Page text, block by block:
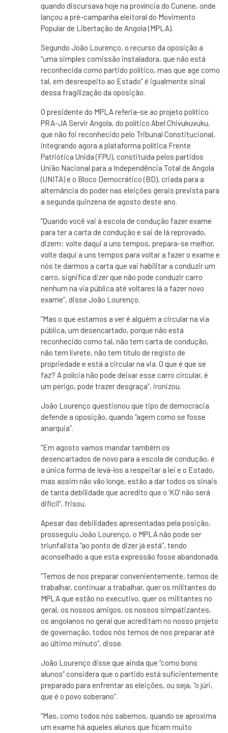
quando discursava hoje na província do Cunene, onde
lançou a pré-campanha eleitoral do Movimento
Popular de Libertação de Angola (MPLA).
Segundo João Lourenço, o recurso da oposição a
“uma simples comissão instaladora, que não está
reconhecida como partido político, mas que age como
tal, em desrespeito ao Estado” é igualmente sinal
dessa fragilização da oposição.
O presidente do MPLA referia-se ao projeto político
PRA-JA Servir Angola, do político Abel Chivukuvuku,
que não foi reconhecido pelo Tribunal Constitucional,
integrando agora a plataforma política Frente
Patriótica Unida (FPU), constituída pelos partidos
União Nacional para a Independência Total de Angola
(UNITA) e o Bloco Democrático (BD), criada para a
alternância do poder nas eleições gerais prevista para
a segunda quinzena de agosto deste ano.
“Quando você vai à escola de condução fazer exame
para ter a carta de condução e sai de lá reprovado,
dizem: volte daqui a uns tempos, prepara-se melhor,
volte daqui a uns tempos para voltar a fazer o exame e
nós te darmos a carta que vai habilitar a conduzir um
carro, significa dizer que não pode conduzir carro
nenhum na via pública até voltares lá a fazer novo
exame”, disse João Lourenço.
“Mas o que estamos a ver é alguém a circular na via
pública, um desencartado, porque não está
reconhecido como tal, não tem carta de condução,
não tem livrete, não tem título de registo de
propriedade e está a circular na via. O que é que se
faz? A polícia não pode deixar esse carro circular, é
um perigo, pode trazer desgraça”, ironizou.
João Lourenço questionou que tipo de democracia
defende a oposição, quando “agem como se fosse
anarquia”.
“Em agosto vamos mandar também os
desencartados de novo para a escola de condução, é
a única forma de levá-los a respeitar a lei e o Estado,
mas assim não vão longe, estão a dar todos os sinais
de tanta debilidade que acredito que o ‘KO’ não será
difícil”, frisou.
Apesar das debilidades apresentadas pela posição,
prosseguiu João Lourenço, o MPLA não pode ser
triunfalista “ao ponto de dizer já está”, tendo
aconselhado a que esta expressão fosse abandonada.
“Temos de nos preparar convenientemente, temos de
trabalhar, continuar a trabalhar, quer os militantes do
MPLA que estão no executivo, quer os militantes no
geral, os nossos amigos, os nossos simpatizantes,
os angolanos no geral que acreditam no nosso projeto
de governação, todos nós temos de nos preparar até
ao último minuto”, disse.
João Lourenço disse que ainda que “como bons
alunos” considera que o partido está suficientemente
preparado para enfrentar as eleições, ou seja, “o júri,
que é o povo soberano”.
“Mas, como todos nós sabemos, quando se aproxima
um exame há aqueles alunos que ficam muito